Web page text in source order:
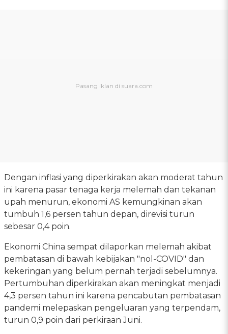
Dengan inflasi yang diperkirakan akan moderat tahun
ini karena pasar tenaga kerja melemah dan tekanan
upah menurun, ekonomi AS kemungkinan akan
tumbuh 1,6 persen tahun depan, direvisi turun
sebesar 0,4 poin.
Ekonomi China sempat dilaporkan melemah akibat
pembatasan di bawah kebijakan "nol-COVID" dan
kekeringan yang belum pernah terjadi sebelumnya.
Pertumbuhan diperkirakan akan meningkat menjadi
4,3 persen tahun ini karena pencabutan pembatasan
pandemi melepaskan pengeluaran yang terpendam,
turun 0,9 poin dari perkiraan Juni.